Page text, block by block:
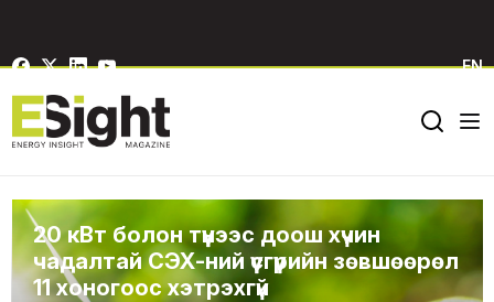
EN
20 кВт болон түүнээс доош хүчин
чадалтай СЭХ-ний үүсгүүрийн зөвшөөрөл
11 хоногоос хэтрэхгүй